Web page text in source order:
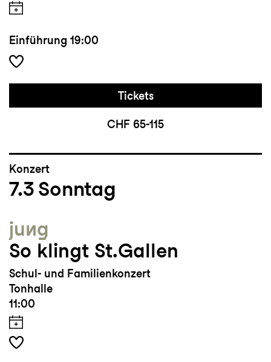
Einführung 19:00
Tickets
CHF 65-115
Konzert
7.3 Sonntag
jung
So klingt St.Gallen
Schul- und Familienkonzert
Tonhalle
11:00